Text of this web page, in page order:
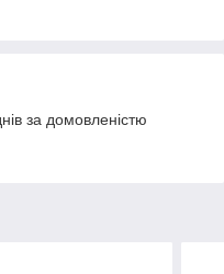
за домовленістю